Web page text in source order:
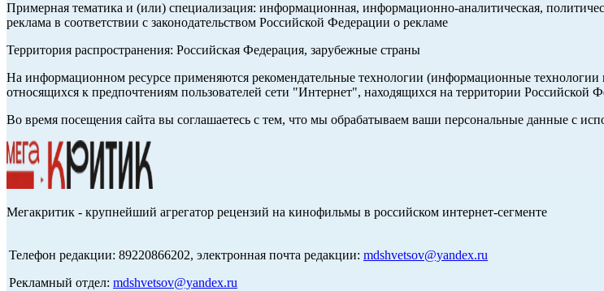
Примерная тематика и (или) специализация: информационная, информационно-аналитическая,
реклама в соответствии с законодательством Российской Федерации о рекламе
Территория распространения: Российская Федерация, зарубежные страны
На информационном ресурсе применяются рекомендательные технологии (информационные технологии
относящихся к предпочтениям пользователей сети "Интернет", находящихся на территории Российской
Во время посещения сайта вы соглашаетесь с тем, что мы обрабатываем ваши персональные данные с
Мегакритик - крупнейший агрегатор рецензий на кинофильмы в российском интернет-сегменте
Телефон редакции: 89220866202, электронная почта редакции: mdshvetsov@yandex.ru
Рекламный отдел: mdshvetsov@yandex.ru